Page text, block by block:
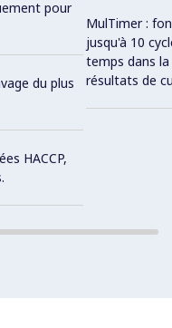
pour
du plus
HACCP,
MulTimer :
jusqu'à 10
temps dans
résultats de